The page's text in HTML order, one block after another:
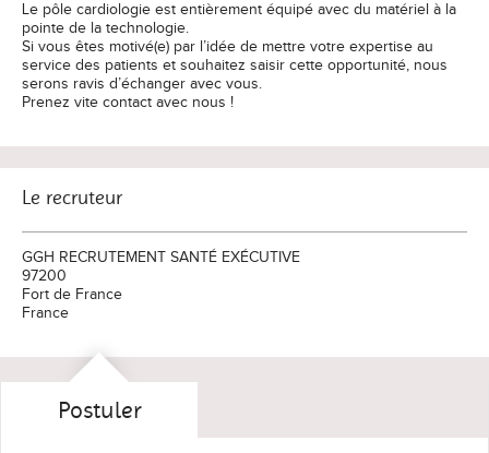
Le pôle cardiologie est entièrement équipé avec du matériel à la
pointe de la technologie.
Si vous êtes motivé(e) par l’idée de mettre votre expertise au
service des patients et souhaitez saisir cette opportunité, nous
serons ravis d’échanger avec vous.
Prenez vite contact avec nous !
Le recruteur
GGH RECRUTEMENT SANTÉ EXÉCUTIVE
97200
Fort de France
France
Postuler